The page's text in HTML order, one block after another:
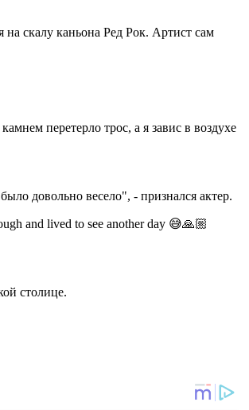
скалу каньона Ред Рок. Артист сам
перетерло трос, а я завис в воздухе
довольно весело", - признался актер.
and lived to see another day 😅🙏🏼
столице.